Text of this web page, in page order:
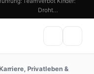
Droht…
Privatleben &